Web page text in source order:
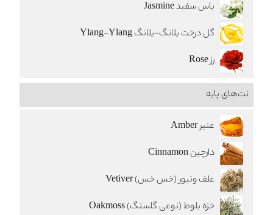
یاس سفید Jasmine
گل درخت یلانگ-یلانگ Ylang-Ylang
رز Rose
نت‌های پایه
عنبر Amber
دارچین Cinnamon
علف وتیور (خس خس) Vetiver
خزه بلوط (نوعی گلسنگ) Oakmoss